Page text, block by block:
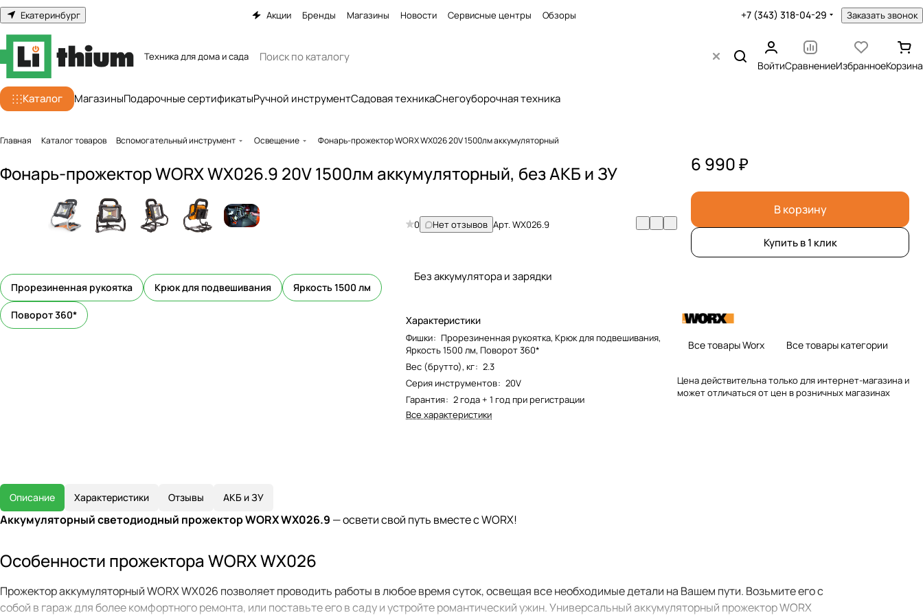
Екатеринбург Акции Бренды Магазины Новости Сервисные центры Обзоры +7 (343) 318-04-29 Заказать звонок
Техника для дома и сада
ВойтиСравнениеИзбранноеКорзина
Каталог МагазиныПодарочные сертификатыРучной инструментСадовая техникаСнегоуборочная техника
Главная Каталог товаров Вспомогательный инструмент Освещение Фонарь-прожектор WORX WX026 20V 1500лм аккумуляторный
Фонарь-прожектор WORX WX026.9 20V 1500лм аккумуляторный, без АКБ и ЗУ
Прорезиненная рукоятка Крюк для подвешивания Яркость 1500 лм
Поворот 360*
0 Нет отзывов Арт.WX026.9
Без аккумулятора и зарядки
Характеристики
Фишки: Прорезиненная рукоятка, Крюк для подвешивания,
Яркость 1500 лм, Поворот 360*
Вес (брутто), кг: 2.3
Серия инструментов: 20V
Гарантия: 2 года + 1 год при регистрации
Все характеристики
6 990 ₽
В корзину
Купить в 1 клик
Все товары Worx Все товары категории
Цена действительна только для интернет-магазина и
может отличаться от цен в розничных магазинах
Описание Характеристики Отзывы АКБ и ЗУ
Аккумуляторный светодиодный прожектор WORX WX026.9 — освети свой путь вместе с WORX!
Особенности прожектора WORX WX026
Прожектор аккумуляторный WORX WX026 позволяет проводить работы в любое время суток, освещая все необходимые детали на Вашем пути. Возьмите его с
собой в гараж для более комфортного ремонта, или поставьте его в саду и устройте романтический ужин. Универсальный аккумуляторный прожектор WORX